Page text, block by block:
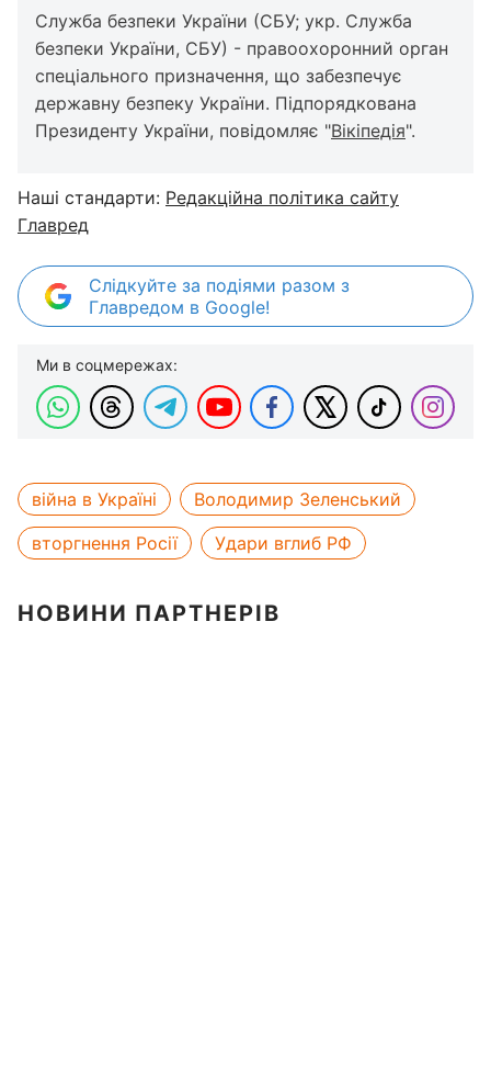
Служба безпеки України (СБУ; укр. Служба
безпеки України, СБУ) - правоохоронний орган
спеціального призначення, що забезпечує
державну безпеку України. Підпорядкована
Президенту України, повідомляє "Вікіпедія".
Наші стандарти: Редакційна політика сайту
Главред
Слідкуйте за подіями разом з
Главредом в Google!
Ми в соцмережах:
війна в Україні
Володимир Зеленський
вторгнення Росії
Удари вглиб РФ
НОВИНИ ПАРТНЕРІВ